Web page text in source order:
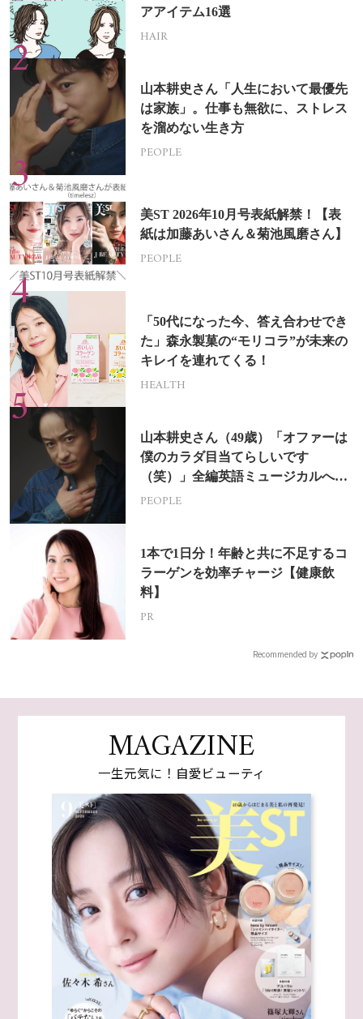
アアイテム16選
HAIR
山本耕史さん「人生において最優先
は家族」。仕事も無欲に、ストレス
を溜めない生き方
PEOPLE
美ST 2026年10月号表紙解禁！【表
紙は加藤あいさん＆菊池風磨さん】
PEOPLE
「50代になった今、答え合わせでき
た」森永製菓の“モリコラ”が未来の
キレイを連れてくる！
HEALTH
山本耕史さん（49歳）「オファーは
僕のカラダ目当てらしいです
（笑）」全編英語ミュージカルへの
挑戦
PEOPLE
1本で1日分！年齢と共に不足するコ
ラーゲンを効率チャージ【健康飲
料】
PR
Recommended by
MAGAZINE
一生元気に！自愛ビューティ